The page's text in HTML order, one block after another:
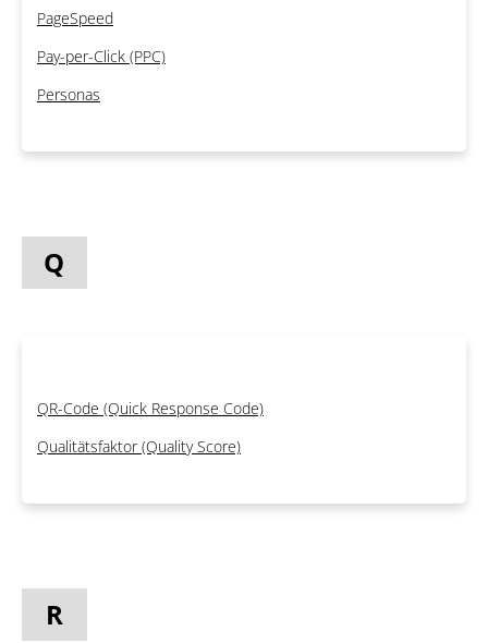
PageSpeed
Pay-per-Click (PPC)
Personas
Q
QR-Code (Quick Response Code)
Qualitätsfaktor (Quality Score)
R